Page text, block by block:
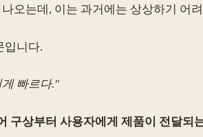
오는데, 이는 과거에는 상상하기 어
입니다.
빠르다."
구상부터 사용자에게 제품이 전달되